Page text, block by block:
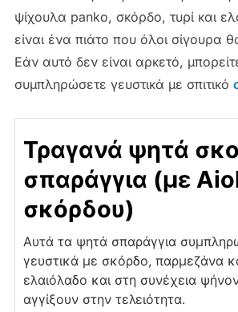
ψίχουλα panko, σκόρδο, τυρί και
είναι ένα πιάτο που όλοι σίγουρα
Εάν αυτό δεν είναι αρκετό,
συμπληρώσετε γευστικά με σπιτικό
Τραγανά ψητά
σπαράγγια (με
σκόρδου)
Αυτά τα ψητά σπαράγγια
γευστικά με σκόρδο, παρμεζάνα
ελαιόλαδο και στη συνέχεια
αγγίξουν στην τελειότητα.